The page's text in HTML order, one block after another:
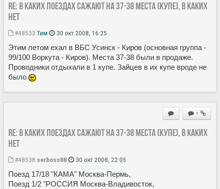
Re: в каких поездах сажают на 37-38 места (купе), в каких
нет
#48533 Тим 30 окт 2008, 16:25
Этим летом ехал в ВБС Усинск - Киров (основная группа -
99/100 Воркута - Киров). Места 37-38 были в продаже.
Проводники отдыхали в 1 купе. Зайцев в их купе вроде не
было
+
Re: в каких поездах сажают на 37-38 места (купе), в каких
нет
#48538 serboss88 30 окт 2008, 22:05
Поезд 17/18 "КАМА" Москва-Пермь,
Поезд 1/2 "РОССИЯ Москва-Владивосток,